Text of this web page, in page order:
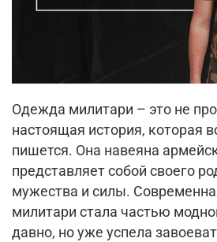
Одежда милитари – это не
настоящая история, которая
пишется. Она навеяна
представляет собой своего
мужества и силы.
милитари стала частью
давно, но уже успела